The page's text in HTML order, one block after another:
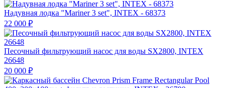
Надувная лодка "Mariner 3 set", INTEX - 68373
22 000 ₽
Песочный фильтрующий насос для воды SX2800, INTEX
26648
20 000 ₽